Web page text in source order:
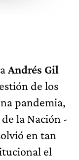
Andrés Gil
de los
pandemia,
la Nación -
en tan
el